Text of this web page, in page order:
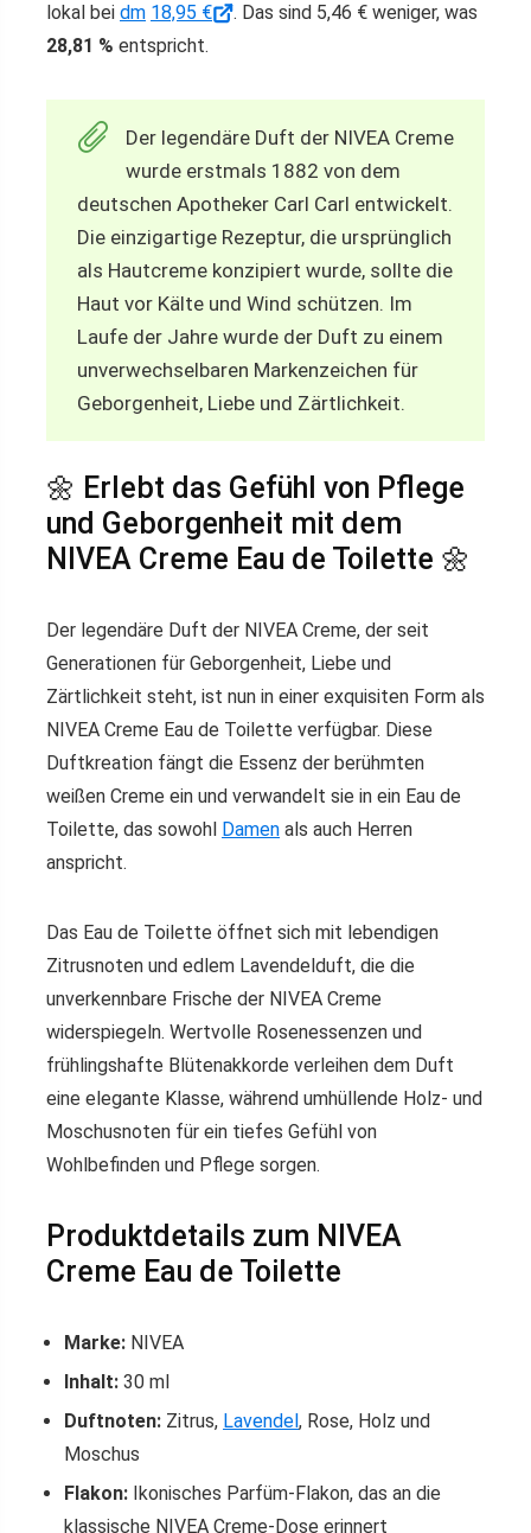
lokal bei dm 18,95 €
. Das sind 5,46 € weniger, was
28,81 % entspricht.
Der legendäre Duft der NIVEA Creme
wurde erstmals 1882 von dem
deutschen Apotheker Carl Carl entwickelt.
Die einzigartige Rezeptur, die ursprünglich
als Hautcreme konzipiert wurde, sollte die
Haut vor Kälte und Wind schützen. Im
Laufe der Jahre wurde der Duft zu einem
unverwechselbaren Markenzeichen für
Geborgenheit, Liebe und Zärtlichkeit.
🌼 Erlebt das Gefühl von Pflege
und Geborgenheit mit dem
NIVEA Creme Eau de Toilette 🌼
Der legendäre Duft der NIVEA Creme, der seit
Generationen für Geborgenheit, Liebe und
Zärtlichkeit steht, ist nun in einer exquisiten Form als
NIVEA Creme Eau de Toilette verfügbar. Diese
Duftkreation fängt die Essenz der berühmten
weißen Creme ein und verwandelt sie in ein Eau de
Toilette, das sowohl Damen als auch Herren
anspricht.
Das Eau de Toilette öffnet sich mit lebendigen
Zitrusnoten und edlem Lavendelduft, die die
unverkennbare Frische der NIVEA Creme
widerspiegeln. Wertvolle Rosenessenzen und
frühlingshafte Blütenakkorde verleihen dem Duft
eine elegante Klasse, während umhüllende Holz- und
Moschusnoten für ein tiefes Gefühl von
Wohlbefinden und Pflege sorgen.
Produktdetails zum NIVEA
Creme Eau de Toilette
Marke: NIVEA
Inhalt: 30 ml
Duftnoten: Zitrus, Lavendel, Rose, Holz und
Moschus
Flakon: Ikonisches Parfüm-Flakon, das an die
klassische NIVEA Creme-Dose erinnert